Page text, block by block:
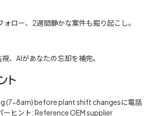
ロー、2週間静かな案件も掘り起こし。
、AIがあなたの忘却を補完。
ト
(7-8am) before plant shift changesに電話
ーヒント: Reference OEM supplier